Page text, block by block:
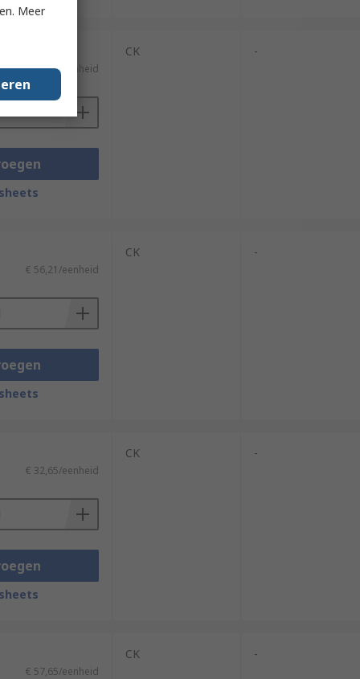
€ 17,66/eenheid
CK -
€ 56,21/eenheid
CK -
€ 32,65/eenheid
CK -
€ 57,65/eenheid
CK -
Meer